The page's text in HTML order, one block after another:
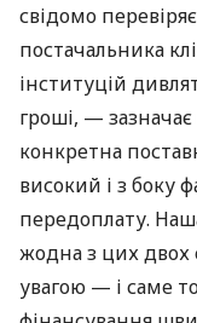
свідомо
постачальника
інституцій
гроші, —
конкретна
високий і з боку
передоплату.
жодна з цих двох
увагою — і саме